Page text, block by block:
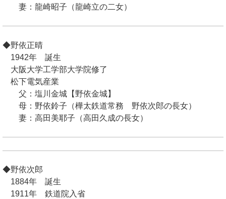
妻：龍崎昭子（龍崎立の二女）
◆野依正晴
1942年 誕生
大阪大学工学部大学院修了
松下電気産業
父：塩川金城【野依金城】
母：野依鈴子（樺太鉄道常務 野依次郎の長女）
妻：高田美耶子（高田久成の長女）
◆野依次郎
1884年 誕生
1911年 鉄道院入省